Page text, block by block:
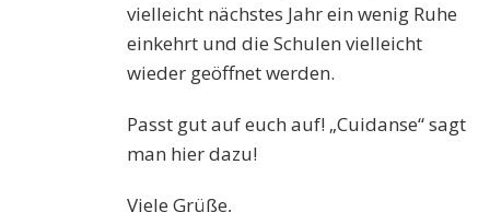
vielleicht nächstes Jahr ein wenig Ruhe
einkehrt und die Schulen vielleicht
wieder geöffnet werden.
Passt gut auf euch auf! „Cuidanse“ sagt
man hier dazu!
Viele Grüße,